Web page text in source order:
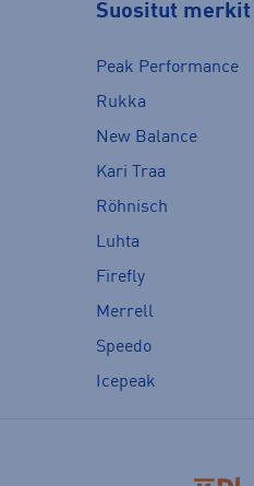
Suositut merkit
Peak Performance
Rukka
New Balance
Kari Traa
Röhnisch
Luhta
Firefly
Merrell
Speedo
Icepeak